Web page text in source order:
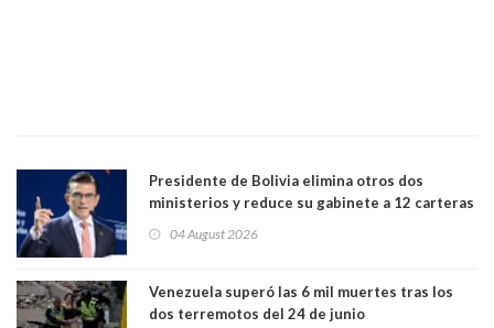
Presidente de Bolivia elimina otros dos
ministerios y reduce su gabinete a 12 carteras
04 August 2026
Venezuela superó las 6 mil muertes tras los
dos terremotos del 24 de junio